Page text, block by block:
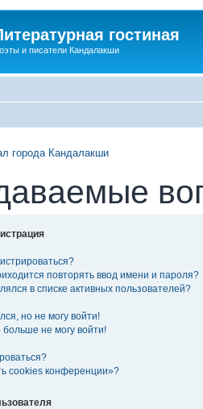
гостиная
и писатели Кандалакши
города Кандалакши
повторять ввод имени и пароля?
в списке активных пользователей?
но не могу войти!
больше не могу войти!
cookies конференции»?